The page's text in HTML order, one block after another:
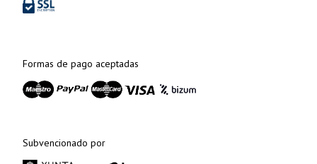
Formas de pago aceptadas
Subvencionado por